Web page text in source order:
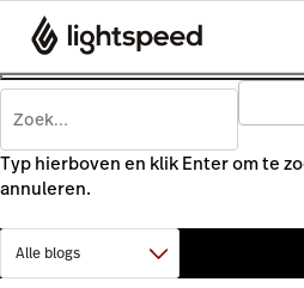
Typ hierboven en klik Enter om te
annuleren.